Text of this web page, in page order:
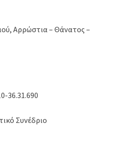
Αρρώστια – Θάνατος –
36.31.690
Συνέδριο